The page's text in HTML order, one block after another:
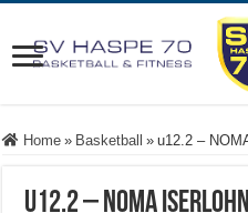
Home » Basketball » u12.2 –
u12.2 – NOMA